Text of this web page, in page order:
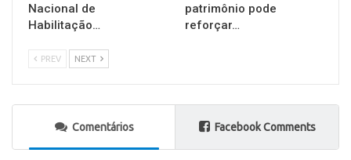
Nacional de
Habilitação…
patrimônio pode
reforçar…
PREV NEXT
Comentários Facebook Comments